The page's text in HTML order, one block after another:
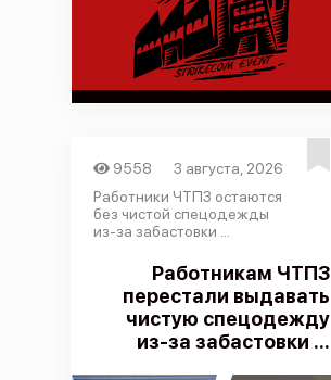
9558
3 августа, 2026
Работники ЧТПЗ остаются
без чистой спецодежды
из-за забастовки ...
Работникам ЧТПЗ
перестали выдавать
чистую спецодежду
из-за забастовки ...